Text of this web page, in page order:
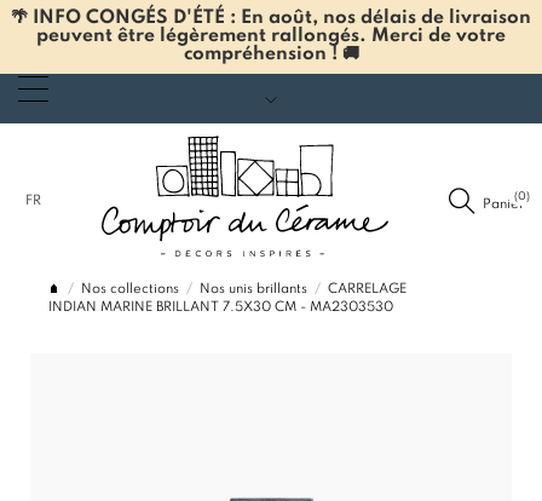
🌴 INFO CONGÉS D'ÉTÉ : En août, nos délais de livraison
peuvent être légèrement rallongés. Merci de votre
compréhension ! 🚚
FR Panier
(0)
Nos collections Nos unis brillants
CARRELAGE
INDIAN MARINE BRILLANT 7.5X30 CM - MA2303530